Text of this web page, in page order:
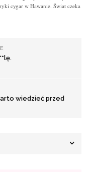
cygar w Hawanie. Świat czeka
wiedzieć przed